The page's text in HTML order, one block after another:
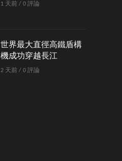
1 天前 / 0 評論
世界最大直徑高鐵盾構
機成功穿越長江
2 天前 / 0 評論